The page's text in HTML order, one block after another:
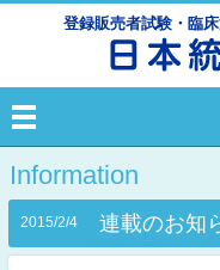
登録販売者試験・臨
Information
2015/2/4 連載のお知